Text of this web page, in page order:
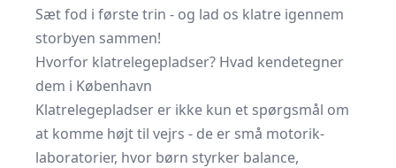
Sæt fod i første trin - og lad os klatre igennem
storbyen sammen!
Hvorfor klatrelegepladser? Hvad kendetegner
dem i København
Klatrelegepladser er ikke kun et spørgsmål om
at komme højt til vejrs - de er små motorik-
laboratorier, hvor børn styrker balance,